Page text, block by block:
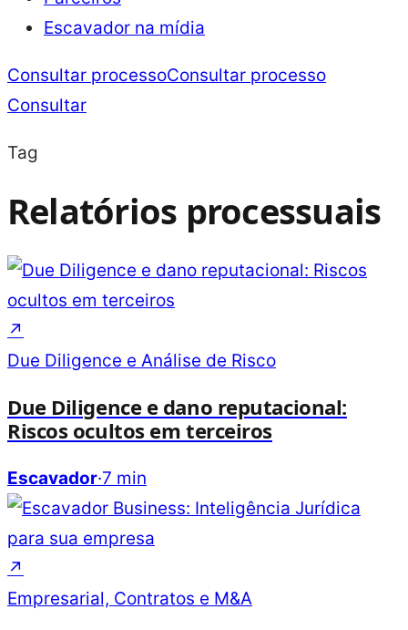
Escavador na mídia
Consultar processoConsultar processo
Consultar
Tag
Relatórios processuais
↗
Due Diligence e Análise de Risco
Due Diligence e dano reputacional:
Riscos ocultos em terceiros
Escavador·7 min
↗
Empresarial, Contratos e M&A